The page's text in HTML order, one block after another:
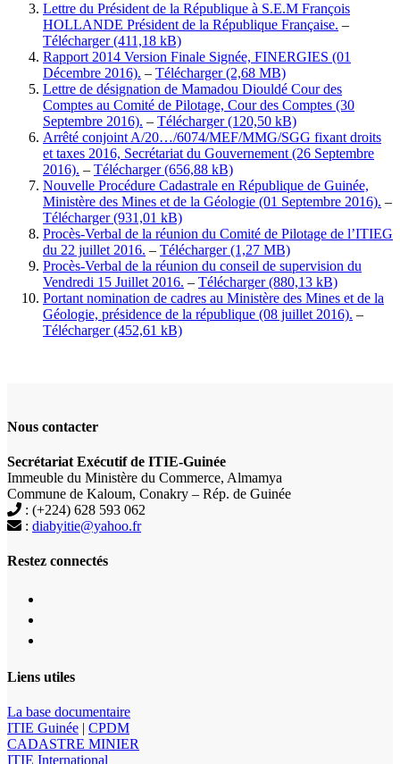
Lettre du Président de la République à S.E.M François
HOLLANDE Président de la République Française. –
Télécharger
Rapport 2014 Version Finale Signée, FINERGIES (01
Décembre 2016). – Télécharger
Lettre de désignation de Mamadou Diouldé Cour des
Comptes au Comité de Pilotage, Cour des Comptes (30
Septembre 2016). – Télécharger
Arrêté conjoint A/20…/6074/MEF/MMG/SGG fixant droits
et taxes 2016, Secrétariat du Gouvernement (26 Septembre
2016). – Télécharger
Nouvelle Procédure Cadastrale en République de Guinée,
Ministère des Mines et de la Géologie (01 Septembre 2016). –
Télécharger
Procès-Verbal de la réunion du Comité de Pilotage de l’ITIEG
du 22 juillet 2016. – Télécharger
Procès-Verbal de la réunion du conseil de supervision du
Vendredi 15 Juillet 2016. – Télécharger
Portant nomination de cadres au Ministère des Mines et de la
Géologie, présidence de la république (08 juillet 2016). –
Télécharger
Nous contacter
Secrétariat Exécutif de ITIE-Guinée
Immeuble du Ministère du Commerce, Almamya
Commune de Kaloum, Conakry – Rép. de Guinée
: (+224) 628 593 062
: diabyitie@yahoo.fr
Restez connectés
Liens utiles
La base documentaire
ITIE Guinée | CPDM
CADASTRE MINIER
ITIE International